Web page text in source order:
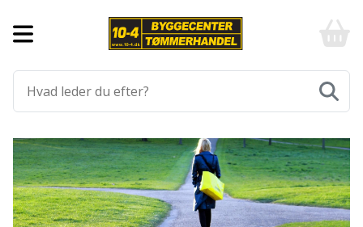
Aluprofiler
Armering
Asfalt
Befæstigelse
Gulve
Fliser
og
klinker
Gulvtilbehør
Værktøj
Afmærkning
Arbejdsbuk
Elværktøj
Afkortersav
Havemaskiner
-
billigt
og
-
Klik
og
byg